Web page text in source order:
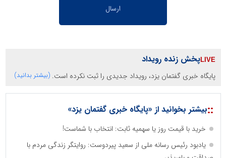
پخش زنده رویداد
پایگاه خبری گفتمان یزد، رویداد جدیدی را ثبت نکرده است. (بیشتر بدانید)
::بیشتر بخوانید از «پایگاه خبری گفتمان یزد»
خرید با قیمت روز یا سهمیه ثابت: انتخاب با شماست!
یادبود رئیس رسانه ملی از سعید پیردوست: روایتگر زندگی مردم با